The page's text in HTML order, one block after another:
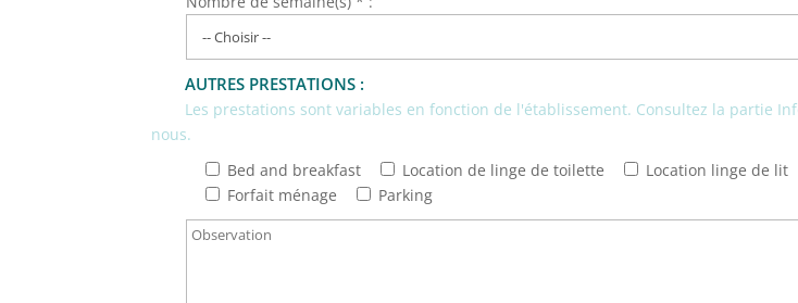
AUTRES PRESTATIONS :
Les prestations sont variables en fonction de l'établissement. Consultez la partie
nous.
Bed and breakfast
Location de linge de toilette Location linge de lit
Forfait ménage
Parking